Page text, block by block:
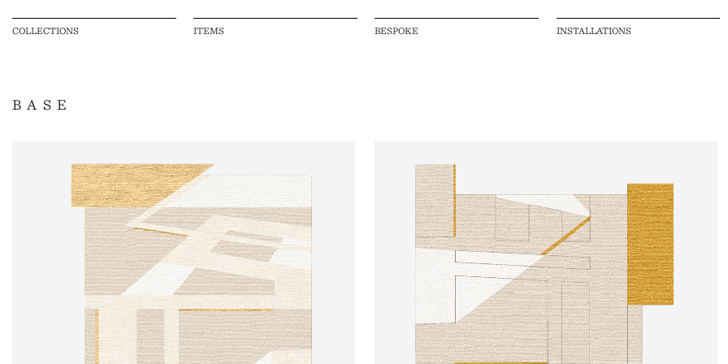
COLLECTIONS ITEMS BESPOKE INSTALLATIONS
BASE